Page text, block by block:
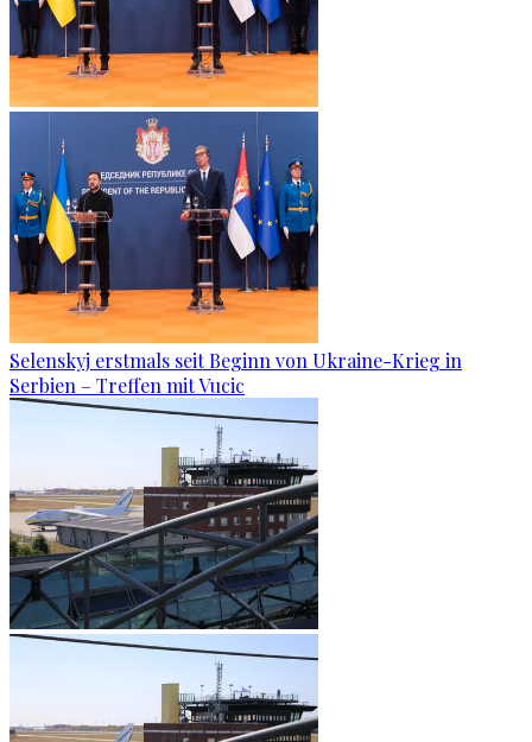
Selenskyj erstmals seit Beginn von Ukraine-Krieg in
Serbien – Treffen mit Vucic